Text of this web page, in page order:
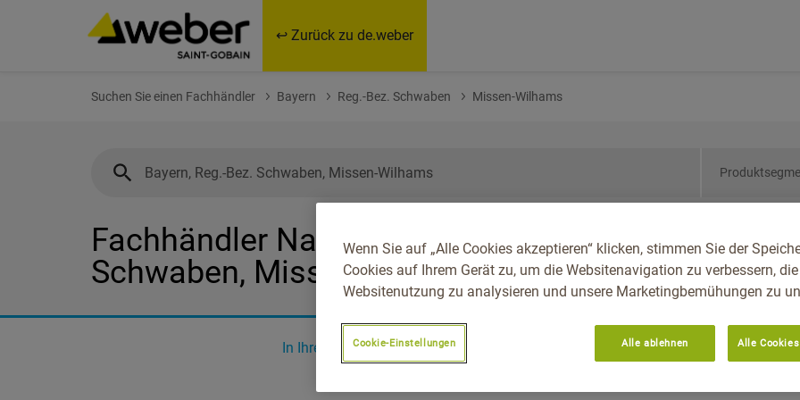
↩ Zurück zu de.weber
Suchen Sie einen Fachhändler Bayern Reg.-Bez. Schwaben Missen-Wilhams
Fachhändler Nahe Bayern, Reg.-Bez.
Schwaben, Missen-Wilhams
In Ihrer Nähe 0
Wenn Sie auf „Alle Cookies akzeptieren“ klicken, stimmen Sie der
Cookies auf Ihrem Gerät zu, um die Websitenavigation zu verbessern, die
Websitenutzung zu analysieren und unsere Marketingbemühungen zu
Cookie-Einstellungen Alle ablehnen Alle